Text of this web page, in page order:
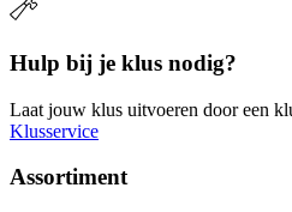
Hulp bij je klus nodig?
Laat jouw klus uitvoeren door een
Klusservice
Assortiment